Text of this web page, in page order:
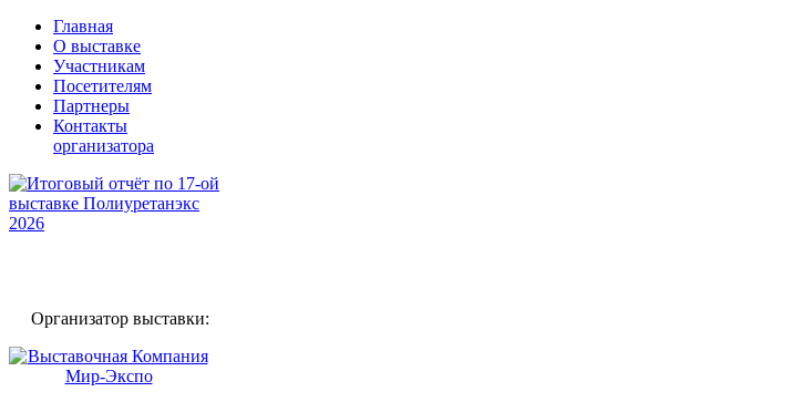
Главная
О выставке
Участникам
Посетителям
Партнеры
Контакты
организатора
Организатор выставки: